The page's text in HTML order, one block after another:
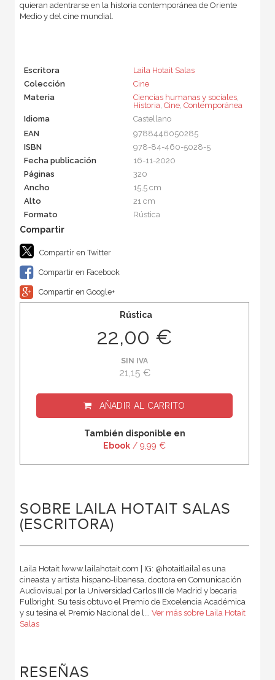
quieran adentrarse en la historia contemporánea de Oriente
Medio y del cine mundial.
Escritora
Laila Hotait Salas
Colección
Cine
Materia
Ciencias humanas y sociales,
Historia, Cine, Contemporánea
Idioma
Castellano
EAN
9788446050285
ISBN
978-84-460-5028-5
Fecha publicación
16-11-2020
Páginas
320
Ancho
15,5 cm
Alto
21 cm
Formato
Rústica
Compartir en Twitter
Compartir en Facebook
Compartir en Google+
Rústica
22,00 €
SIN IVA
21,15 €
AÑADIR AL CARRITO
También disponible en
Ebook / 9,99 €
SOBRE LAILA HOTAIT SALAS
(ESCRITORA)
Laila Hotait [www.lailahotait.com | IG: @hotaitlaila] es una
cineasta y artista hispano-libanesa, doctora en Comunicación
Audiovisual por la Universidad Carlos III de Madrid y becaria
Fulbright. Su tesis obtuvo el Premio de Excelencia Académica
y su tesina el Premio Nacional de l... Ver más sobre Laila Hotait
Salas
RESEÑAS